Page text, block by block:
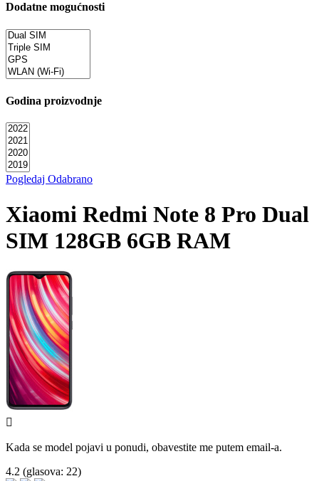
Dodatne mogućnosti
Godina proizvodnje
Pogledaj Odabrano
Xiaomi Redmi Note 8 Pro Dual
SIM 128GB 6GB RAM

Kada se model pojavi u ponudi, obavestite me putem email-a.
4.2 (glasova: 22)